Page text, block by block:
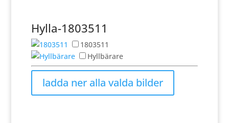
Hylla-1803511
1803511
Hyllbärare